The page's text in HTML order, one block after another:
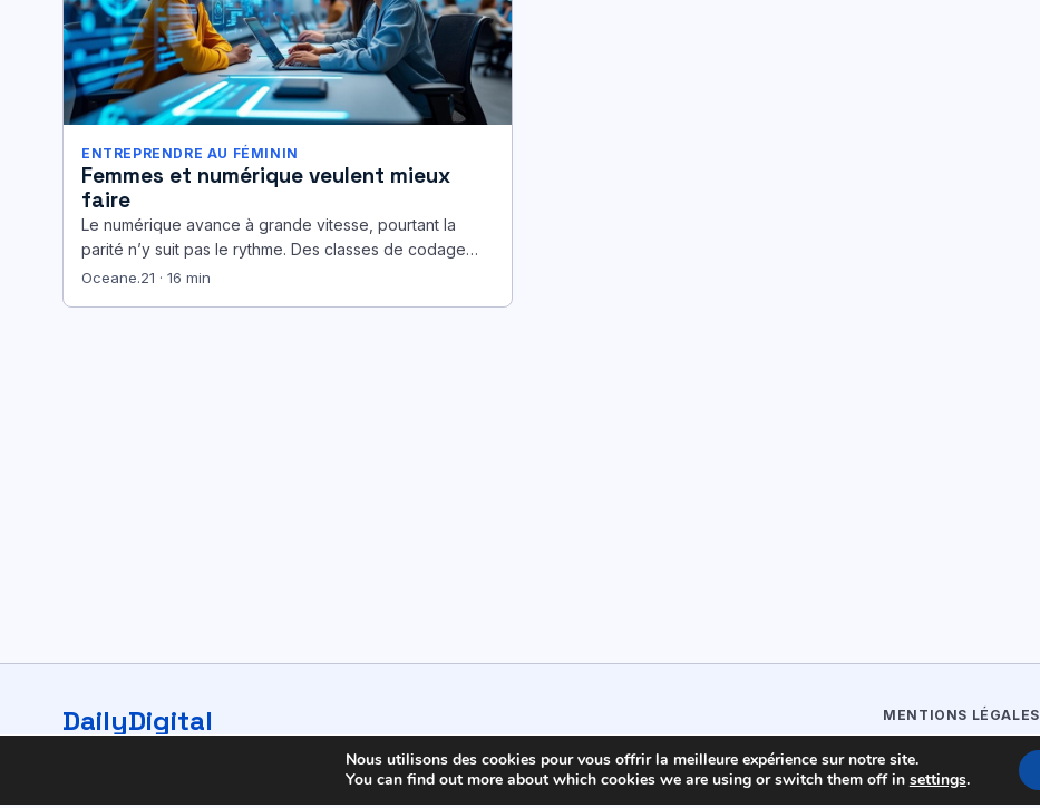
ENTREPRENDRE AU FÉMININ
Femmes et numérique veulent mieux
faire
Le numérique avance à grande vitesse, pourtant la
parité n’y suit pas le rythme. Des classes de codage
jusqu’aux comités…
Oceane.21 · 16 min
DailyDigital
© 2026 DailyDigital. Tous droits réservés.
MENTIONS LÉGALES
Nous utilisons des cookies pour vous offrir la meilleure expérience sur notre site.
You can find out more about which cookies we are using or switch them off in settings.